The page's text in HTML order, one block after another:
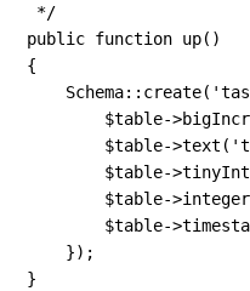
*/
public function up()
{
$table-
$table-
$table-
$table-
$table-
});
}